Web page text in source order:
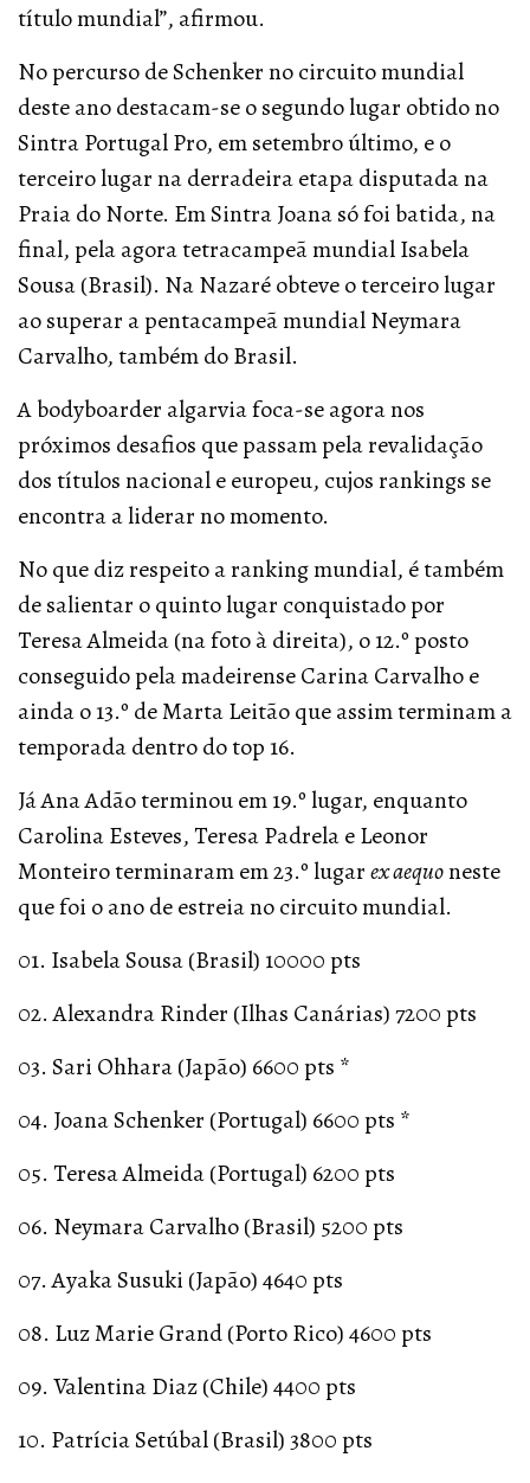
título mundial”, afirmou.
No percurso de Schenker no circuito mundial
deste ano destacam-se o segundo lugar obtido no
Sintra Portugal Pro, em setembro último, e o
terceiro lugar na derradeira etapa disputada na
Praia do Norte. Em Sintra Joana só foi batida, na
final, pela agora tetracampeã mundial Isabela
Sousa (Brasil). Na Nazaré obteve o terceiro lugar
ao superar a pentacampeã mundial Neymara
Carvalho, também do Brasil.
A bodyboarder algarvia foca-se agora nos
próximos desafios que passam pela revalidação
dos títulos nacional e europeu, cujos rankings se
encontra a liderar no momento.
No que diz respeito a ranking mundial, é também
de salientar o quinto lugar conquistado por
Teresa Almeida (na foto à direita), o 12.º posto
conseguido pela madeirense Carina Carvalho e
ainda o 13.º de Marta Leitão que assim terminam a
temporada dentro do top 16.
Já Ana Adão terminou em 19.º lugar, enquanto
Carolina Esteves, Teresa Padrela e Leonor
Monteiro terminaram em 23.º lugarex aequoneste
que foi o ano de estreia no circuito mundial.
01. Isabela Sousa (Brasil) 10000 pts
02. Alexandra Rinder (Ilhas Canárias) 7200 pts
03. Sari Ohhara (Japão) 6600 pts *
04. Joana Schenker (Portugal) 6600 pts *
05. Teresa Almeida (Portugal) 6200 pts
06. Neymara Carvalho (Brasil) 5200 pts
07. Ayaka Susuki (Japão) 4640 pts
08. Luz Marie Grand (Porto Rico) 4600 pts
09. Valentina Diaz (Chile) 4400 pts
10. Patrícia Setúbal (Brasil) 3800 pts